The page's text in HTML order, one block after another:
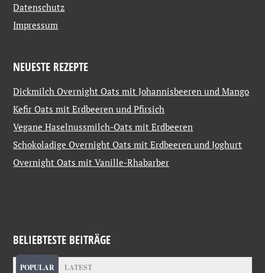
Datenschutz
Impressum
NEUESTE REZEPTE
Dickmilch Overnight Oats mit Johannisbeeren und Mango
Kefir Oats mit Erdbeeren und Pfirsich
Vegane Haselnussmilch-Oats mit Erdbeeren
Schokoladige Overnight Oats mit Erdbeeren und Joghurt
Overnight Oats mit Vanille-Rhabarber
BELIEBTESTE BEITRÄGE
POPULAR LATEST